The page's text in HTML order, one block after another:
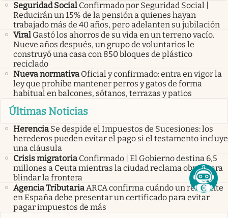
Seguridad Social Confirmado por Seguridad Social |
Reducirán un 15% de la pensión a quienes hayan
trabajado más de 40 años, pero adelanten su jubilación
Viral Gastó los ahorros de su vida en un terreno vacío.
Nueve años después, un grupo de voluntarios le
construyó una casa con 850 bloques de plástico
reciclado
Nueva normativa Oficial y confirmado: entra en vigor la
ley que prohíbe mantener perros y gatos de forma
habitual en balcones, sótanos, terrazas y patios
Últimas Noticias
Herencia Se despide el Impuestos de Sucesiones: los
herederos pueden evitar el pago si el testamento incluye
una cláusula
Crisis migratoria Confirmado | El Gobierno destina 6,5
millones a Ceuta mientras la ciudad reclama obras para
blindar la frontera
Agencia TributariaARCA confirma cuándo un residente
en España debe presentar un certificado para evitar
pagar impuestos de más